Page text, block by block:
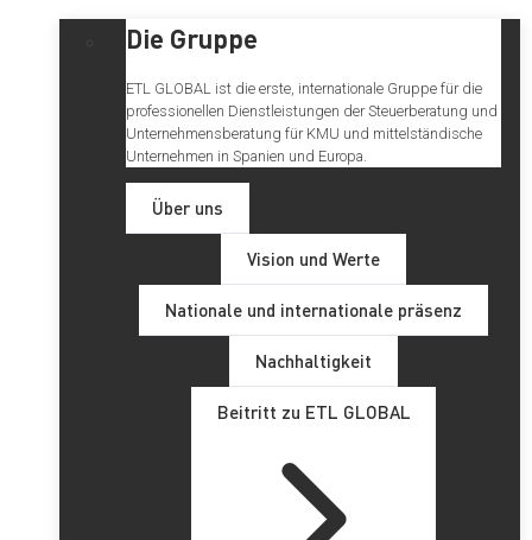
Die Gruppe
ETL GLOBAL ist die erste, internationale Gruppe für die
professionellen Dienstleistungen der Steuerberatung und
Unternehmensberatung für KMU und mittelständische
Unternehmen in Spanien und Europa.
Über uns
Vision und Werte
Nationale und internationale präsenz
Nachhaltigkeit
Beitritt zu ETL GLOBAL